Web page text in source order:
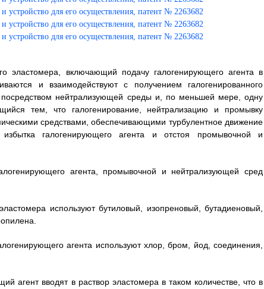
эластомера, включающий подачу галогенирующего агента в
и взаимодействуют с получением галогенированного
посредством нейтрализующей среды и, по меньшей мере, одну
тем, что галогенирование, нейтрализацию и промывку
средствами, обеспечивающими турбулентное движение
галогенирующего агента и отстоя промывочной и
агента, промывочной и нейтрализующей сред
используют бутиловый, изопреновый, бутадиеновый,
агента используют хлор, бром, йод, соединения,
агент вводят в раствор эластомера в таком количестве, что в